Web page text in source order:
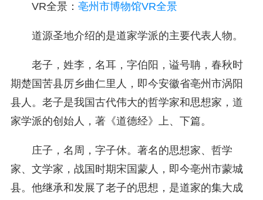
VR全景： 亳州市博物馆VR全景
道源圣地介绍的是道家学派的主要代表人物。
老子，姓李，名耳，字伯阳，谥号聃，春秋时
期楚国苦县厉乡曲仁里人，即今安徽省亳州市涡阳
县人。老子是我国古代伟大的哲学家和思想家，道
家学派的创始人，著《道德经》上、下篇。
庄子，名周，字子休。著名的思想家、哲学
家、文学家，战国时期宋国蒙人，即今亳州市蒙城
县。他继承和发展了老子的思想，是道家的集大成